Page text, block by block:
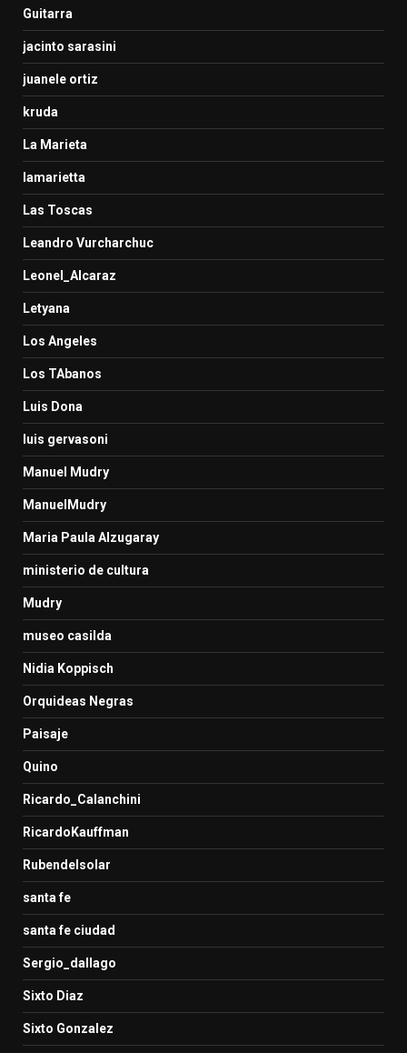
Guitarra
jacinto sarasini
juanele ortiz
kruda
La Marieta
lamarietta
Las Toscas
Leandro Vurcharchuc
Leonel_Alcaraz
Letyana
Los Angeles
Los TAbanos
Luis Dona
luis gervasoni
Manuel Mudry
ManuelMudry
Maria Paula Alzugaray
ministerio de cultura
Mudry
museo casilda
Nidia Koppisch
Orquideas Negras
Paisaje
Quino
Ricardo_Calanchini
RicardoKauffman
Rubendelsolar
santa fe
santa fe ciudad
Sergio_dallago
Sixto Diaz
Sixto Gonzalez